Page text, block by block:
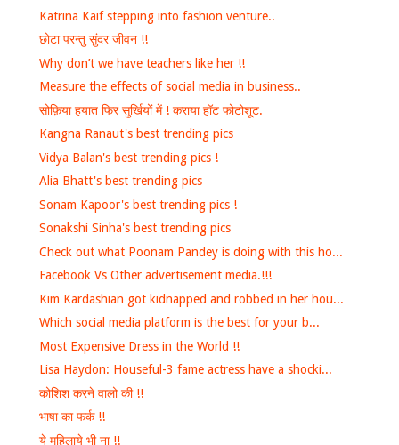
Katrina Kaif stepping into fashion venture..
छोटा परन्तु सुंदर जीवन !!
Why don’t we have teachers like her !!
Measure the effects of social media in business..
सोफ़िया हयात फिर सुर्खियों में ! कराया हॉट फोटोशूट.
Kangna Ranaut's best trending pics
Vidya Balan's best trending pics !
Alia Bhatt's best trending pics
Sonam Kapoor's best trending pics !
Sonakshi Sinha's best trending pics
Check out what Poonam Pandey is doing with this ho...
Facebook Vs Other advertisement media.!!!
Kim Kardashian got kidnapped and robbed in her hou...
Which social media platform is the best for your b...
Most Expensive Dress in the World !!
Lisa Haydon: Houseful-3 fame actress have a shocki...
कोशिश करने वालो की !!
भाषा का फर्क !!
ये महिलाये भी ना !!